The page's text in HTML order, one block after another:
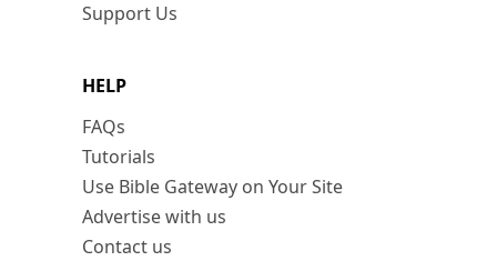
Support Us
HELP
FAQs
Tutorials
Use Bible Gateway on Your Site
Advertise with us
Contact us